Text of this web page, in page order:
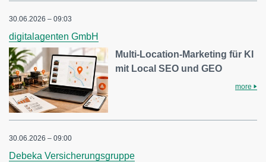
30.06.2026 – 09:03
digitalagenten GmbH
Multi-Location-Marketing für KI
mit Local SEO und GEO
more
30.06.2026 – 09:00
Debeka Versicherungsgruppe